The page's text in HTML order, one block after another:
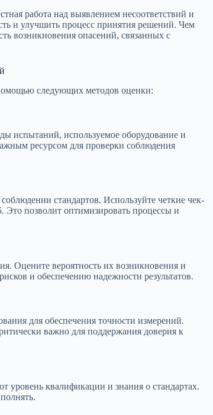
работа над выявлением несоответствий и
и улучшить процесс принятия решений. Чем
возникновения опасений, связанных с
следующих методов оценки:
испытаний, используемое оборудование и
ресурсом для проверки соблюдения
стандартов. Используйте четкие чек-
Это позволит оптимизировать процессы и
Оцените вероятность их возникновения и
и обеспечению надежности результатов.
для обеспечения точности измерений.
важно для поддержания доверия к
уровень квалификации и знания о стандартах.